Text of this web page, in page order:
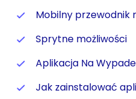
Mobilny przewodnik
Sprytne możliwości
Aplikacja Na
Jak zainstalować